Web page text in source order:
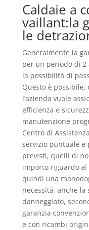
Caldaie a
vaillant:la
le
Generalmente la
per un periodo di 2
la possibilità di
Questo è
l’azienda vuole
efficienza e
manutenzione
Centro di
servizio puntuale e
previsti, quelli di
importo riguardo
quindi una
necessità, anche
danneggiato,
garanzia
e con ricambi